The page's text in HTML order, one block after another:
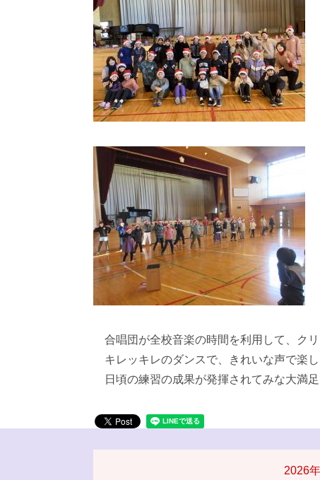
合唱団が全校音楽の時間を利用して、ク
キレッキレのダンスで、きれいな声で楽
日頃の練習の成果が発揮されてみな大満足
2026